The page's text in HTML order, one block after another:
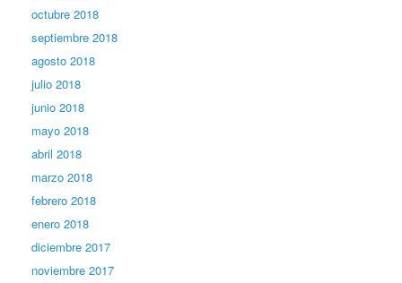
octubre 2018
septiembre 2018
agosto 2018
julio 2018
junio 2018
mayo 2018
abril 2018
marzo 2018
febrero 2018
enero 2018
diciembre 2017
noviembre 2017